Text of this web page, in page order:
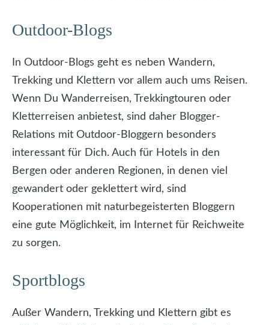
Outdoor-Blogs
In Outdoor-Blogs geht es neben Wandern,
Trekking und Klettern vor allem auch ums Reisen.
Wenn Du Wanderreisen, Trekkingtouren oder
Kletterreisen anbietest, sind daher Blogger-
Relations mit Outdoor-Bloggern besonders
interessant für Dich. Auch für Hotels in den
Bergen oder anderen Regionen, in denen viel
gewandert oder geklettert wird, sind
Kooperationen mit naturbegeisterten Bloggern
eine gute Möglichkeit, im Internet für Reichweite
zu sorgen.
Sportblogs
Außer Wandern, Trekking und Klettern gibt es